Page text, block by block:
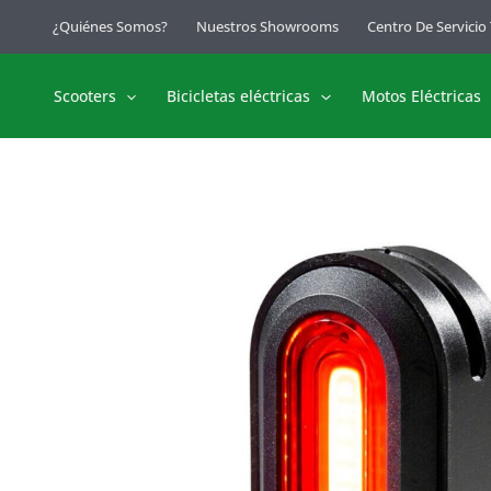
¿Quiénes Somos? Nuestros Showrooms Centro De Servicio
Scooters Bicicletas eléctricas Motos Eléctricas